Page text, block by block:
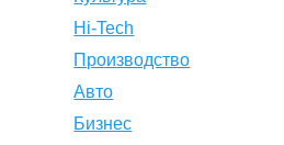
Hi-Tech
Производство
Авто
Бизнес